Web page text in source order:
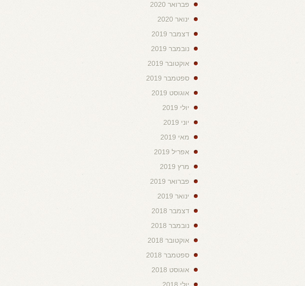
פברואר 2020
ינואר 2020
דצמבר 2019
נובמבר 2019
אוקטובר 2019
ספטמבר 2019
אוגוסט 2019
יולי 2019
יוני 2019
מאי 2019
אפריל 2019
מרץ 2019
פברואר 2019
ינואר 2019
דצמבר 2018
נובמבר 2018
אוקטובר 2018
ספטמבר 2018
אוגוסט 2018